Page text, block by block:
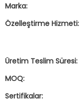
Marka:
Özelleştirme Hizmeti:
Üretim Teslim Süresi:
MOQ:
Sertifikalar: